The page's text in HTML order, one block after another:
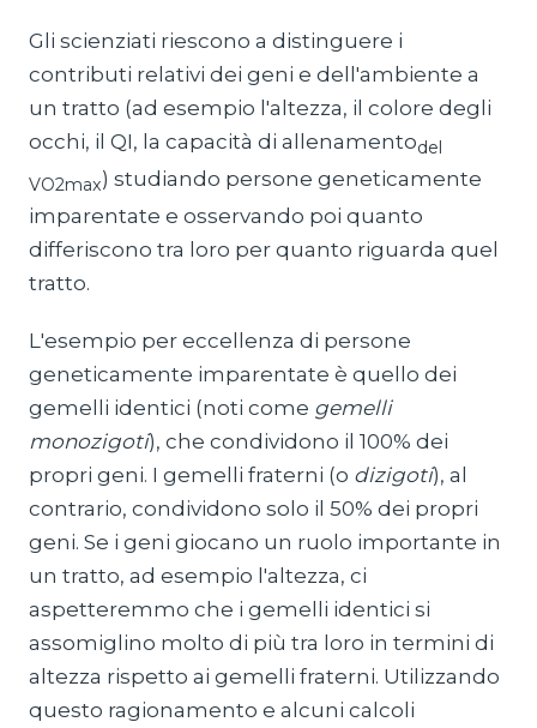
Gli scienziati riescono a distinguere i
contributi relativi dei geni e dell'ambiente a
un tratto (ad esempio l'altezza, il colore degli
occhi, il QI, la capacità di allenamentodel
VO2max) studiando persone geneticamente
imparentate e osservando poi quanto
differiscono tra loro per quanto riguarda quel
tratto.
L'esempio per eccellenza di persone
geneticamente imparentate è quello dei
gemelli identici (noti come gemelli
monozigoti), che condividono il 100% dei
propri geni. I gemelli fraterni (o dizigoti), al
contrario, condividono solo il 50% dei propri
geni. Se i geni giocano un ruolo importante in
un tratto, ad esempio l'altezza, ci
aspetteremmo che i gemelli identici si
assomiglino molto di più tra loro in termini di
altezza rispetto ai gemelli fraterni. Utilizzando
questo ragionamento e alcuni calcoli